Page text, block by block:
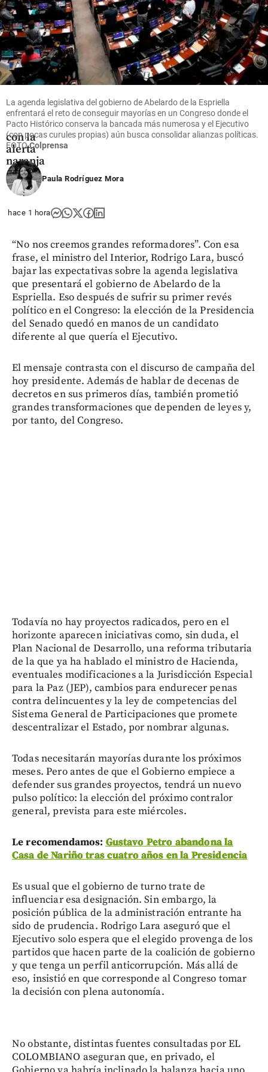
Colombia
Nuevas
emisiones
de ceniza
en el
volcán
Puracé:
así está la
situación
con la
alerta
naranja
share
La agenda legislativa del gobierno de Abelardo de la Espriella
enfrentará el reto de conseguir mayorías en un Congreso donde el
Pacto Histórico conserva la bancada más numerosa y el Ejecutivo
(con pocas curules propias) aún busca consolidar alianzas políticas.
FOTOColprensa
Paula Rodríguez Mora
hace 1 hora
“No nos creemos grandes reformadores”. Con esa
frase, el ministro del Interior, Rodrigo Lara, buscó
bajar las expectativas sobre la agenda legislativa
que presentará el gobierno de Abelardo de la
Espriella. Eso después de sufrir su primer revés
político en el Congreso: la elección de la Presidencia
del Senado quedó en manos de un candidato
diferente al que quería el Ejecutivo.
El mensaje contrasta con el discurso de campaña del
hoy presidente. Además de hablar de decenas de
decretos en sus primeros días, también prometió
grandes transformaciones que dependen de leyes y,
por tanto, del Congreso.
Todavía no hay proyectos radicados, pero en el
horizonte aparecen iniciativas como, sin duda, el
Plan Nacional de Desarrollo, una reforma tributaria
de la que ya ha hablado el ministro de Hacienda,
eventuales modificaciones a la Jurisdicción Especial
para la Paz (JEP), cambios para endurecer penas
contra delincuentes y la ley de competencias del
Sistema General de Participaciones que promete
descentralizar el Estado, por nombrar algunas.
Todas necesitarán mayorías durante los próximos
meses. Pero antes de que el Gobierno empiece a
defender sus grandes proyectos, tendrá un nuevo
pulso político: la elección del próximo contralor
general, prevista para este miércoles.
Le recomendamos: Gustavo Petro abandona la
Casa de Nariño tras cuatro años en la Presidencia
Es usual que el gobierno de turno trate de
influenciar esa designación. Sin embargo, la
posición pública de la administración entrante ha
sido de prudencia. Rodrigo Lara aseguró que el
Ejecutivo solo espera que el elegido provenga de los
partidos que hacen parte de la coalición de gobierno
y que tenga un perfil anticorrupción. Más allá de
eso, insistió en que corresponde al Congreso tomar
la decisión con plena autonomía.
No obstante, distintas fuentes consultadas por EL
COLOMBIANO aseguran que, en privado, el